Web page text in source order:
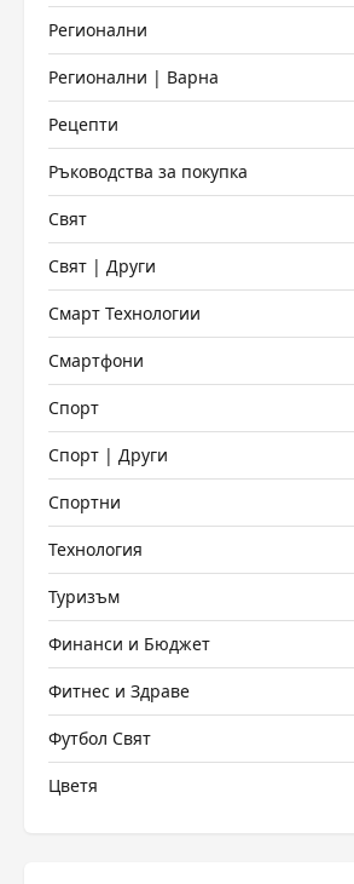
Регионални
Регионални | Варна
Рецепти
Ръководства за покупка
Свят
Свят | Други
Смарт Технологии
Смартфони
Спорт
Спорт | Други
Спортни
Технология
Туризъм
Финанси и Бюджет
Фитнес и Здраве
Футбол Свят
Цветя